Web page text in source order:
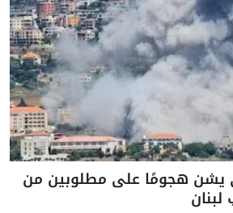
يشن هجومًا على مطلوبين من